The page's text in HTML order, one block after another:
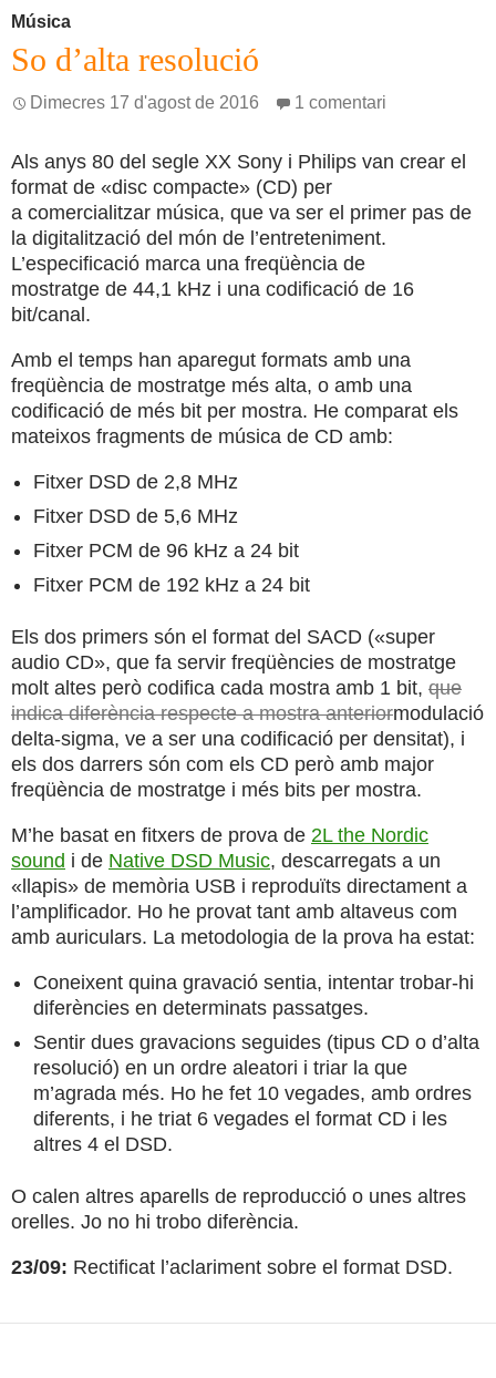
Música
So d’alta resolució
Dimecres 17 d'agost de 2016 1 comentari
Als anys 80 del segle XX Sony i Philips van crear el
format de «disc compacte» (CD) per
a comercialitzar música, que va ser el primer pas de
la digitalització del món de l’entreteniment.
L’especificació marca una freqüència de
mostratge de 44,1 kHz i una codificació de 16
bit/canal.
Amb el temps han aparegut formats amb una
freqüència de mostratge més alta, o amb una
codificació de més bit per mostra. He comparat els
mateixos fragments de música de CD amb:
Fitxer DSD de 2,8 MHz
Fitxer DSD de 5,6 MHz
Fitxer PCM de 96 kHz a 24 bit
Fitxer PCM de 192 kHz a 24 bit
Els dos primers són el format del SACD («super
audio CD», que fa servir freqüències de mostratge
molt altes però codifica cada mostra amb 1 bit, que
indica diferència respecte a mostra anteriormodulació
delta-sigma, ve a ser una codificació per densitat), i
els dos darrers són com els CD però amb major
freqüència de mostratge i més bits per mostra.
M’he basat en fitxers de prova de 2L the Nordic
sound i de Native DSD Music, descarregats a un
«llapis» de memòria USB i reproduïts directament a
l’amplificador. Ho he provat tant amb altaveus com
amb auriculars. La metodologia de la prova ha estat:
Coneixent quina gravació sentia, intentar trobar-hi
diferències en determinats passatges.
Sentir dues gravacions seguides (tipus CD o d’alta
resolució) en un ordre aleatori i triar la que
m’agrada més. Ho he fet 10 vegades, amb ordres
diferents, i he triat 6 vegades el format CD i les
altres 4 el DSD.
O calen altres aparells de reproducció o unes altres
orelles. Jo no hi trobo diferència.
23/09: Rectificat l’aclariment sobre el format DSD.